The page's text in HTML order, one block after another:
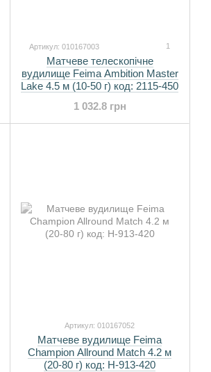
Артикул: 010167003 1
Матчеве телескопічне
вудилище Feima Ambition Master
Lake 4.5 м (10-50 г) код: 2115-450
1 032.8 грн
Артикул: 010167052
Матчеве вудилище Feima
Champion Allround Match 4.2 м
(20-80 г) код: H-913-420